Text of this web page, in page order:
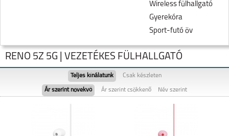
Wireless fülhallgató
Gyerekóra
Sport-futó öv
RENO 5Z 5G | VEZETÉKES FÜLHALLGATÓ
Teljes kínálatunk Csak készleten
Ár szerint növekvő Ár szerint csökkenő Név szerint